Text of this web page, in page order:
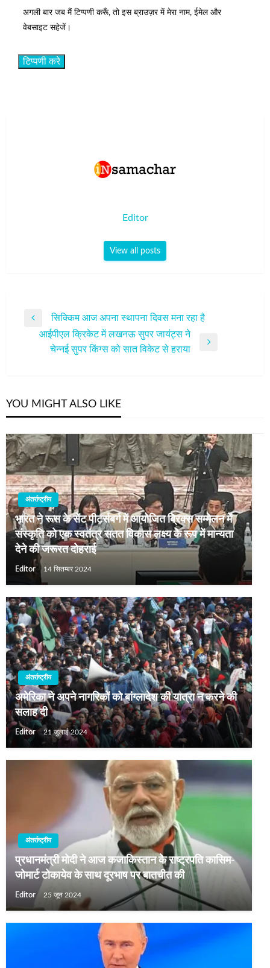
अगली बार जब मैं टिप्पणी करूँ, तो इस ब्राउज़र में मेरा नाम, ईमेल और
वेबसाइट सहेजें।
Editor
View all posts
पोस्ट
नेविगेशन
Previous
Post
सिक्किम आज अपना स्‍थापना दिवस मना रहा है
आईपीएल क्रिकेट में लखनऊ सुपर जायंट्स ने
चेन्नई सुपर किंग्स को सात विकेट से हराया
YOU MIGHT ALSO LIKE
अंतर्राष्ट्रीय
भारत ने रूस के सेंट पीटर्सबर्ग में आयोजित ब्रिक्स सम्मेलन में
संस्कृति को एक स्वतंत्र सतत विकास लक्ष्य के रूप में मान्यता
देने की जरूरत दोहराई
Editor 14 सितम्बर 2024
अंतर्राष्ट्रीय
अमेरिका ने अपने नागरिकों को बांग्लादेश की यात्रा न करने की
सलाह दी
Editor 21 जुलाई 2024
अंतर्राष्ट्रीय
प्रधानमंत्री मोदी ने आज कजाकिस्तान के राष्ट्रपति कासिम-
जोमार्ट टोकायेव के साथ दूरभाष पर बातचीत की
Editor 25 जून 2024